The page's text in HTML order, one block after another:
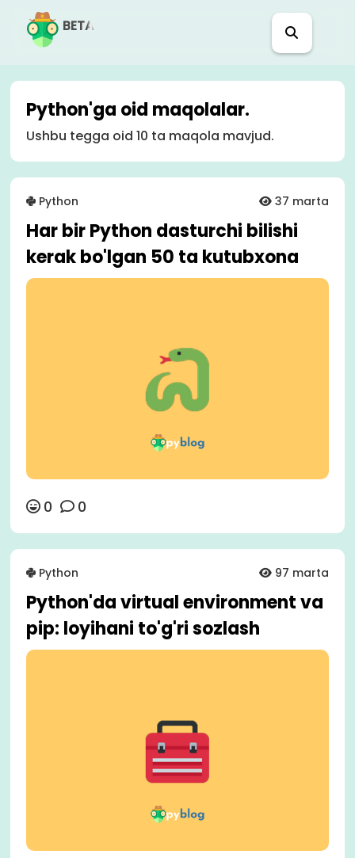
BETA
Python'ga oid maqolalar.
Ushbu tegga oid 10 ta maqola mavjud.
Python 37 marta
Har bir Python dasturchi bilishi
kerak bo'lgan 50 ta kutubxona
0 0
Python 97 marta
Python'da virtual environment va
pip: loyihani to'g'ri sozlash